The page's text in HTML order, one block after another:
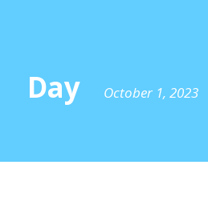
Day October 1, 2023